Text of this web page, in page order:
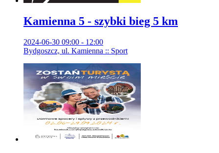
Kamienna 5 - szybki bieg 5 km
2024-06-30 09:00 - 12:00
Bydgoszcz, ul. Kamienna :: Sport